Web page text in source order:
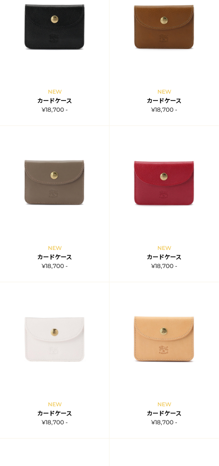
NEW
カードケース
¥18,700 -
NEW
カードケース
¥18,700 -
NEW
カードケース
¥18,700 -
NEW
カードケース
¥18,700 -
NEW
カードケース
¥18,700 -
NEW
カードケース
¥18,700 -